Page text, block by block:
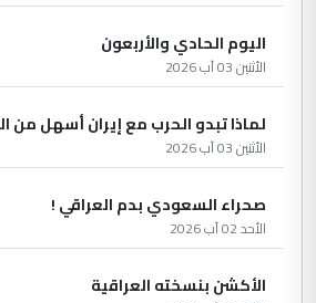
اليوم الحادي والأربعون
الأثنين 03 آب 2026
لماذا تبدو الحرب مع إيران أسهل من
الأثنين 03 آب 2026
صحراء السعودي بدم العراقي !
الأحد 02 آب 2026
الأكشن بنسخته العراقية